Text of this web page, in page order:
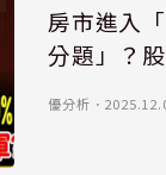
房市進入
分題」？
優分析 ．